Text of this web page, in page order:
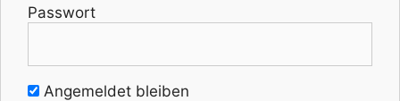
Passwort
Angemeldet bleiben